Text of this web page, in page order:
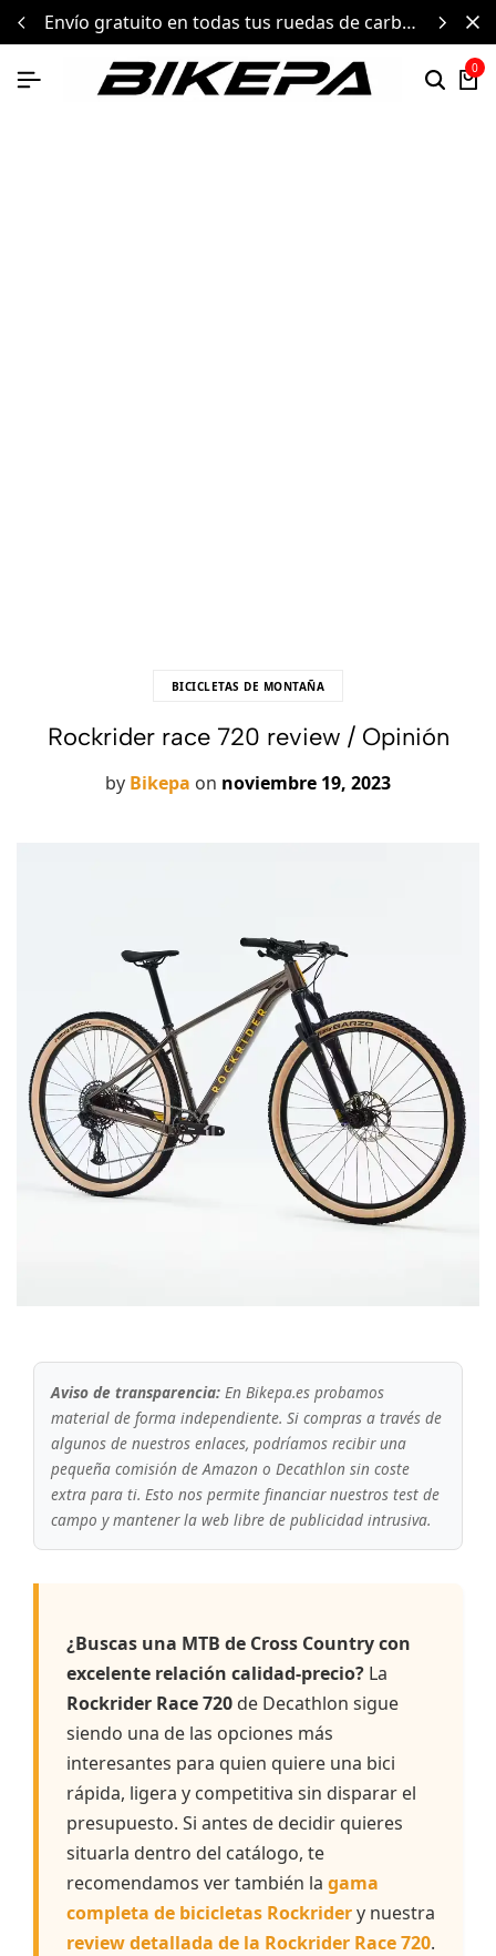
de carbono componentes de alto rendimiento
0
BICICLETAS DE MONTAÑA
Rockrider race 720 review / Opinión
by Bikepa on noviembre 19, 2023
Aviso de transparencia: En Bikepa.es probamos
material de forma independiente. Si compras a través de
algunos de nuestros enlaces, podríamos recibir una
pequeña comisión de Amazon o Decathlon sin coste
extra para ti. Esto nos permite financiar nuestros test de
campo y mantener la web libre de publicidad intrusiva.
¿Buscas una MTB de Cross Country con
excelente relación calidad-precio? La
Rockrider Race 720 de Decathlon sigue
siendo una de las opciones más
interesantes para quien quiere una bici
rápida, ligera y competitiva sin disparar el
presupuesto. Si antes de decidir quieres
situarla dentro del catálogo, te
recomendamos ver también la gama
completa de bicicletas Rockridery nuestra
review detallada de la Rockrider Race 720.